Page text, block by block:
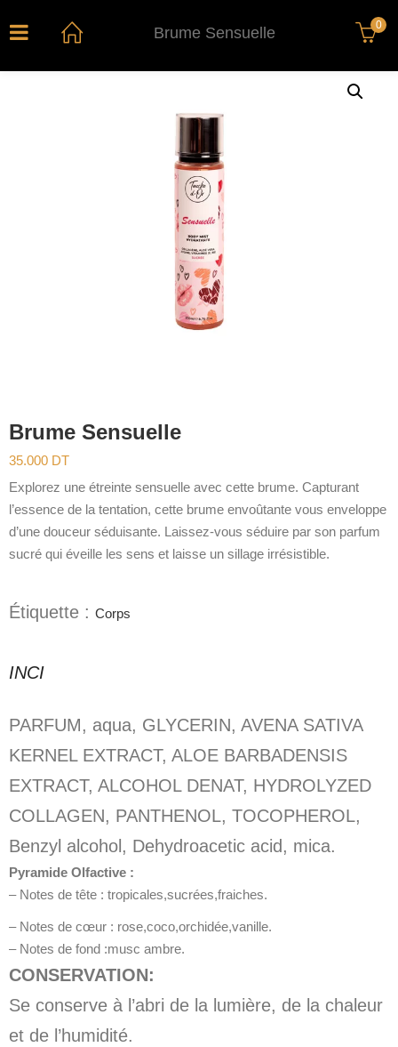
Brume Sensuelle 0
Brume Sensuelle
35.000 DT
Explorez une étreinte sensuelle avec cette brume. Capturant
l’essence de la tentation, cette brume envoûtante vous enveloppe
d’une douceur séduisante. Laissez-vous séduire par son parfum
sucré qui éveille les sens et laisse un sillage irrésistible.
Étiquette : Corps
INCI
PARFUM, aqua, GLYCERIN, AVENA SATIVA
KERNEL EXTRACT, ALOE BARBADENSIS
EXTRACT, ALCOHOL DENAT, HYDROLYZED
COLLAGEN, PANTHENOL, TOCOPHEROL,
Benzyl alcohol, Dehydroacetic acid, mica.
Pyramide Olfactive :
– Notes de tête : tropicales,sucrées,fraiches.
– Notes de cœur : rose,coco,orchidée,vanille.
– Notes de fond :musc ambre.
CONSERVATION:
Se conserve à l’abri de la lumière, de la chaleur
et de l’humidité.